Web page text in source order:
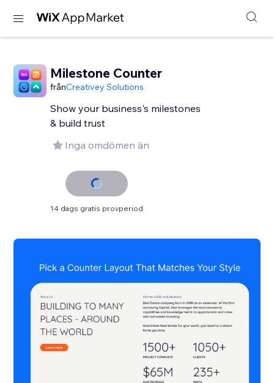
Milestone Counter
frånCreativey Solutions
Show your business's milestones
& build trust
Inga omdömen än
14 dags gratis provperiod